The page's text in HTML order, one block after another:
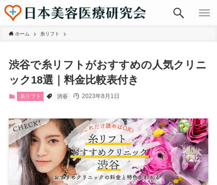
ホーム 糸リフト
渋谷で糸リフトがおすすめの人気クリニ
ック18選｜料金比較表付き
糸リフト 渋谷 2023年8月1日